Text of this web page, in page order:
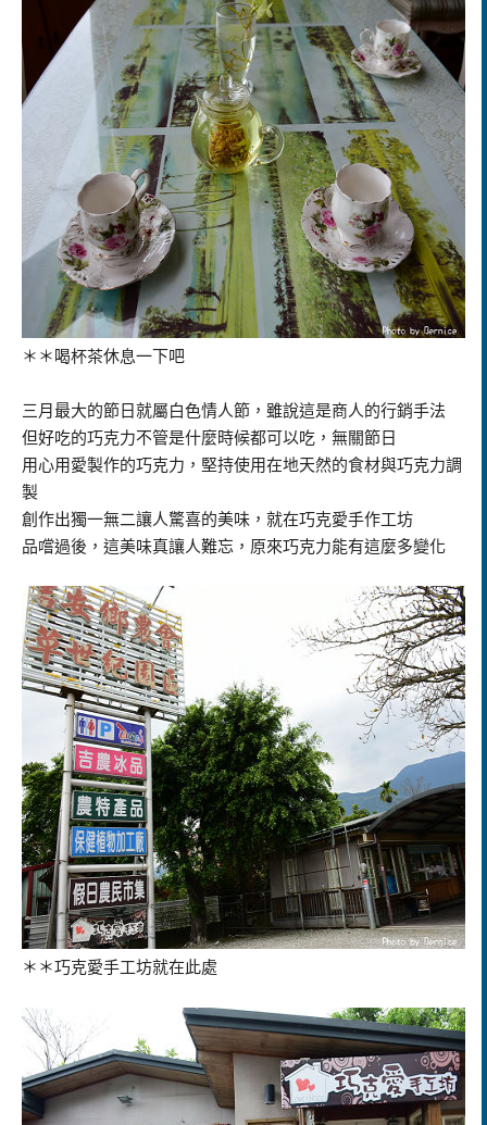
＊＊喝杯茶休息一下吧
三月最大的節日就屬白色情人節，雖說這是商人的行銷手法
但好吃的巧克力不管是什麼時候都可以吃，無關節日
用心用愛製作的巧克力，堅持使用在地天然的食材與巧克力調
製
創作出獨一無二讓人驚喜的美味，就在巧克愛手作工坊
品嚐過後，這美味真讓人難忘，原來巧克力能有這麼多變化
＊＊巧克愛手工坊就在此處